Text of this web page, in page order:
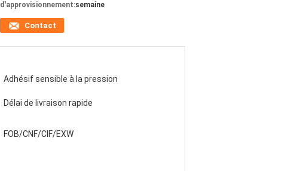
d'approvisionnement:semaine
Contact
Adhésif sensible à la pression
Délai de livraison rapide
FOB/CNF/CIF/EXW